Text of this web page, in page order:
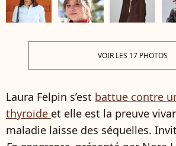
VOIR LES 17 PHOTOS
Laura Felpin s’est battue contre
thyroïde et elle est la preuve
maladie laisse des séquelles.